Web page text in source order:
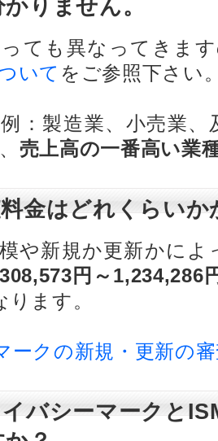
りません。
っても異なってきま
いて をご参照下さい
：製造業、小売業
売上高の一番高い業
金はどれくらい
や新規か更新かに
308,573円～1,234,286
ります。
ークの新規・更新の
バシーマークと